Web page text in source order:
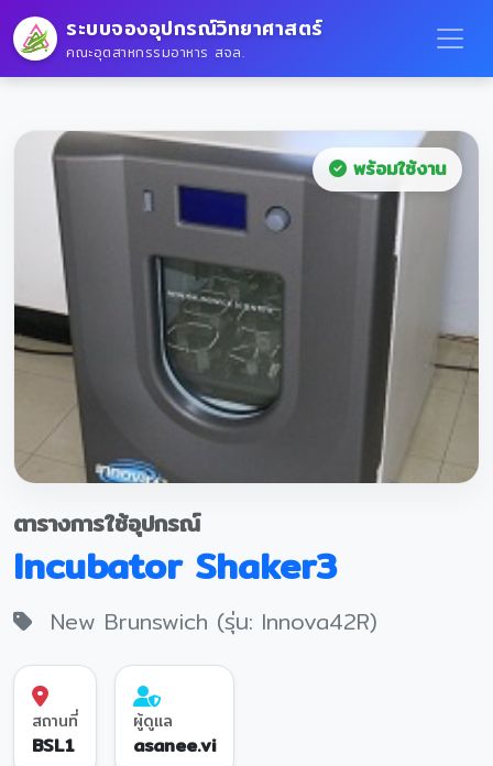
ระบบจองอุปกรณ์วิทยาศาสตร์
คณะอุตสาหกรรมอาหาร สจล.
พร้อมใช้งาน
ตารางการใช้อุปกรณ์
Incubator Shaker3
New Brunswich (รุ่น: Innova42R)
สถานที่
BSL1
ผู้ดูแล
asanee.vi